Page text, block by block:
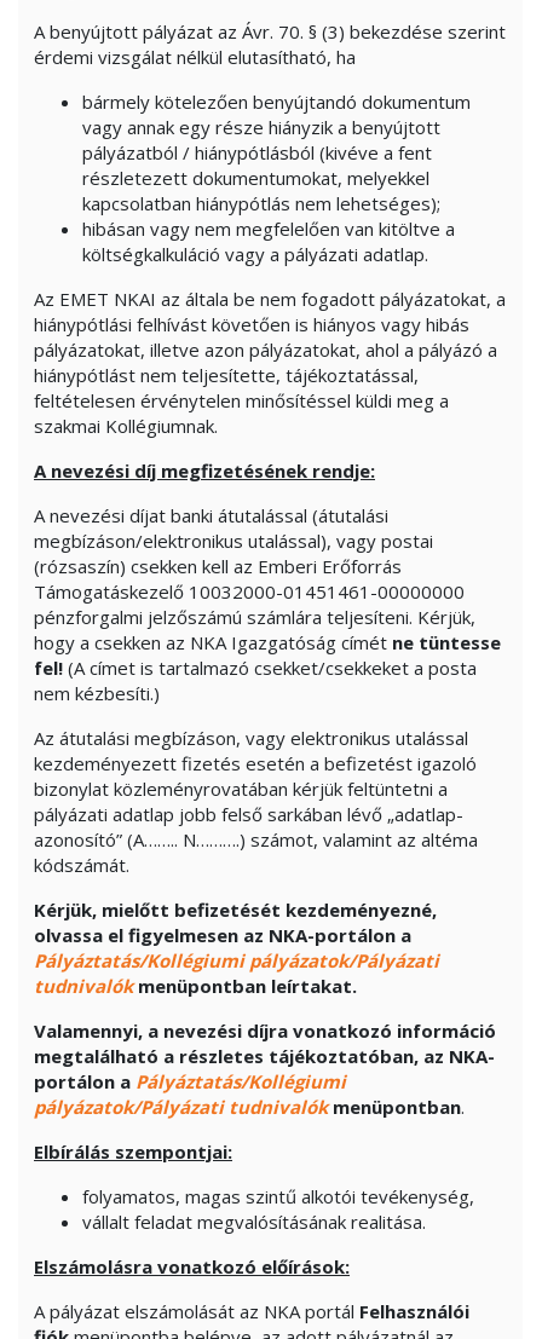
A benyújtott pályázat az Ávr. 70. § (3) bekezdése szerint
érdemi vizsgálat nélkül elutasítható, ha
bármely kötelezően benyújtandó dokumentum
vagy annak egy része hiányzik a benyújtott
pályázatból / hiánypótlásból (kivéve a fent
részletezett dokumentumokat, melyekkel
kapcsolatban hiánypótlás nem lehetséges);
hibásan vagy nem megfelelően van kitöltve a
költségkalkuláció vagy a pályázati adatlap.
Az EMET NKAI az általa be nem fogadott pályázatokat, a
hiánypótlási felhívást követően is hiányos vagy hibás
pályázatokat, illetve azon pályázatokat, ahol a pályázó a
hiánypótlást nem teljesítette, tájékoztatással,
feltételesen érvénytelen minősítéssel küldi meg a
szakmai Kollégiumnak.
A nevezési díj megfizetésének rendje:
A nevezési díjat banki átutalással (átutalási
megbízáson/elektronikus utalással), vagy postai
(rózsaszín) csekken kell az Emberi Erőforrás
Támogatáskezelő 10032000-01451461-00000000
pénzforgalmi jelzőszámú számlára teljesíteni. Kérjük,
hogy a csekken az NKA Igazgatóság címét ne tüntesse
fel! (A címet is tartalmazó csekket/csekkeket a posta
nem kézbesíti.)
Az átutalási megbízáson, vagy elektronikus utalással
kezdeményezett fizetés esetén a befizetést igazoló
bizonylat közleményrovatában kérjük feltüntetni a
pályázati adatlap jobb felső sarkában lévő „adatlap-
azonosító” (A…….. N……….) számot, valamint az altéma
kódszámát.
Kérjük, mielőtt befizetését kezdeményezné,
olvassa el figyelmesen az NKA-portálon a
Pályáztatás/Kollégiumi pályázatok/Pályázati
tudnivalók menüpontban leírtakat.
Valamennyi, a nevezési díjra vonatkozó információ
megtalálható a részletes tájékoztatóban, az NKA-
portálon a Pályáztatás/Kollégiumi
pályázatok/Pályázati tudnivalók menüpontban.
Elbírálás szempontjai:
folyamatos, magas szintű alkotói tevékenység,
vállalt feladat megvalósításának realitása.
Elszámolásra vonatkozó előírások:
A pályázat elszámolását az NKA portál Felhasználói